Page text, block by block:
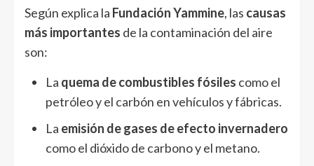
Según explica la Fundación Yammine, las causas
más importantes de la contaminación del aire
son:
La quema de combustibles fósiles como el
petróleo y el carbón en vehículos y fábricas.
La emisión de gases de efecto invernadero
como el dióxido de carbono y el metano.